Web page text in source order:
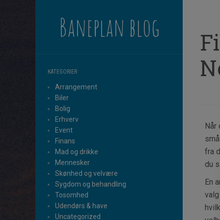
Baneplan blog
KATEGORIER
Arrangement
Biler
Bolig
Erhverv
Event
Finans
Mad og drikke
Mennesker
Skønhed og velvære
Sygdom og behandling
Tosomhed
Udendørs & have
Uncategorized
Når
fra
du
En